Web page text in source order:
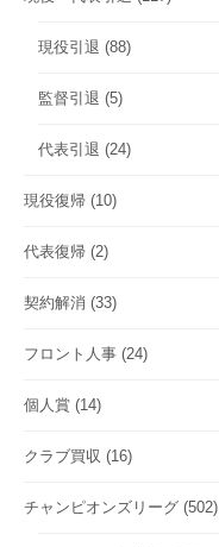
現役引退 (88)
監督引退 (5)
代表引退 (24)
現役復帰 (10)
代表復帰 (2)
契約解消 (33)
フロント人事 (24)
個人賞 (14)
クラブ買収 (16)
チャンピオンズリーグ (502)